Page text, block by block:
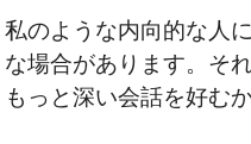
私のような内向的な人
な場合があります。そ
もっと深い会話を好むか